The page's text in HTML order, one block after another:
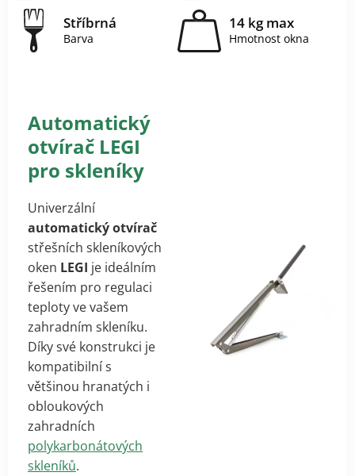
Stříbrná
Barva
14 kg max
Hmotnost okna
Automatický
otvírač LEGI
pro skleníky
Univerzální
automatický otvírač
střešních skleníkových
oken LEGI je ideálním
řešením pro regulaci
teploty ve vašem
zahradním skleníku.
Díky své konstrukci je
kompatibilní s
většinou hranatých i
obloukových
zahradních
polykarbonátových
skleníků.